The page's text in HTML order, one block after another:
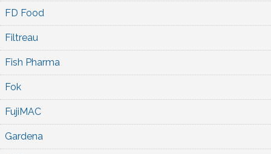
FD Food
Filtreau
Fish Pharma
Fok
FujiMAC
Gardena